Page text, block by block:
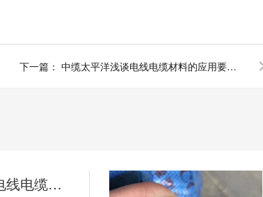
下一篇： 中缆太平洋浅谈电线电缆材料的应用要点介绍
别等断电才行动——电线电缆的日常维护与隐患自查